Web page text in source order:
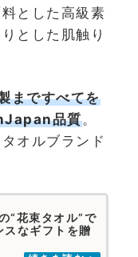
とした高級素
とした肌触り
まですべてを
品質。
オルブランド
“花束タオル”で
スなギフトを贈